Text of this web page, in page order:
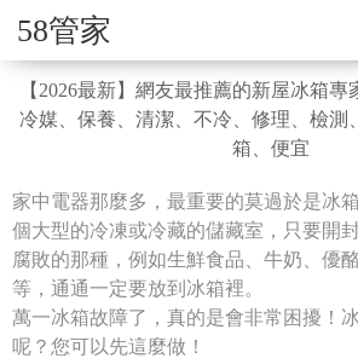
58管家
【2026最新】網友最推薦的新屋冰箱
冷媒、保養、清潔、不冷、修理、檢測
箱、便宜
家中電器那麼多，最重要的莫過於是冰
個大型的冷凍或冷藏的儲藏室，只要開
腐敗的那種，例如生鮮食品、牛奶、優
等，通通一定要放到冰箱裡。
萬一冰箱故障了，真的是會非常困擾！
呢？您可以先這麼做！